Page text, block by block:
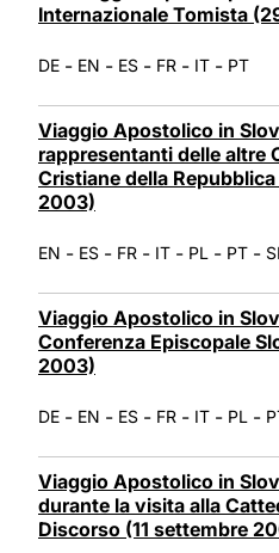
Internazionale Tomista
DE - EN - ES - FR - IT - PT
Viaggio Apostolico in
rappresentanti delle altre
Cristiane della
2003)
EN - ES - FR - IT - PL - PT -
Viaggio Apostolico in
Conferenza Episcopale
2003)
DE - EN - ES - FR - IT - PL -
Viaggio Apostolico in
durante la visita alla
Discorso (11 settembre